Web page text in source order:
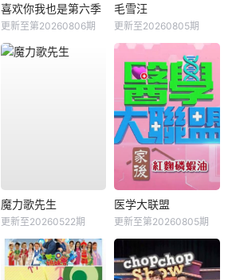
喜欢你我也是第六季
更新至第20260806期
毛雪汪
更新至20260805期
魔力歌先生
更新至20260522期
医学大联盟
更新至第20260805期